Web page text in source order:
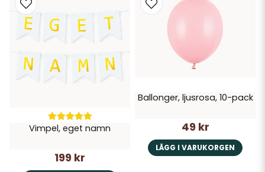
Vimpel, eget namn
199 kr
Ballonger, ljusrosa, 10-pack
49 kr
LÄGG I VARUKORGEN